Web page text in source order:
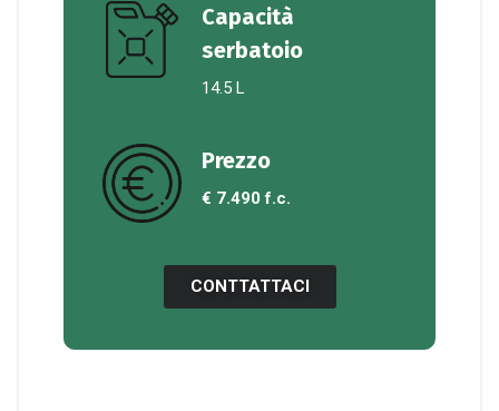
Capacità
serbatoio
14.5 L
Prezzo
€ 7.490 f.c.
CONTTATTACI